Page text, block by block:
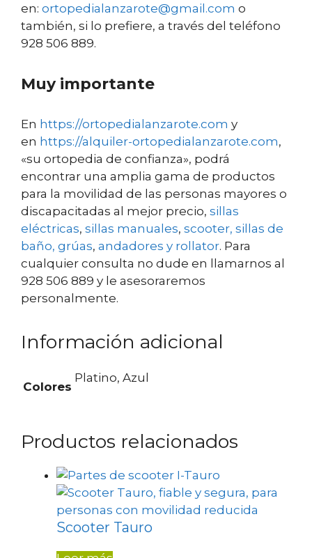
en: ortopedialanzarote@gmail.com o
también, si lo prefiere, a través del teléfono
928 506 889.
Muy importante
En https://ortopedialanzarote.com y
en https://alquiler-ortopedialanzarote.com,
«su ortopedia de confianza», podrá
encontrar una amplia gama de productos
para la movilidad de las personas mayores o
discapacitadas al mejor precio, sillas
eléctricas, sillas manuales, scooter, sillas de
baño, grúas, andadores y rollator. Para
cualquier consulta no dude en llamarnos al
928 506 889 y le asesoraremos
personalmente.
Información adicional
Colores
Platino, Azul
Productos relacionados
Scooter Tauro